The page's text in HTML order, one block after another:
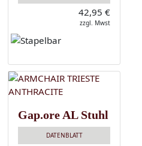
42,95 €
zzgl. Mwst
Gap.ore AL Stuhl
DATENBLATT